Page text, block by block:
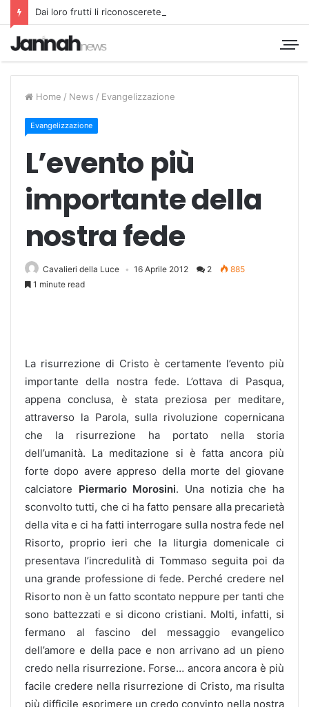
Dai loro frutti li riconoscerete
Home / News / Evangelizzazione
Evangelizzazione
L’evento più
importante della
nostra fede
Cavalieri della Luce 16 Aprile 2012 2
885
1 minute read
La risurrezione di Cristo è certamente l’evento più
importante della nostra fede. L’ottava di Pasqua,
appena conclusa, è stata preziosa per meditare,
attraverso la Parola, sulla rivoluzione copernicana
che la risurrezione ha portato nella storia
dell’umanità. La meditazione si è fatta ancora più
forte dopo avere appreso della morte del giovane
calciatore Piermario Morosini. Una notizia che ha
sconvolto tutti, che ci ha fatto pensare alla precarietà
della vita e ci ha fatti interrogare sulla nostra fede nel
Risorto, proprio ieri che la liturgia domenicale ci
presentava l’incredulità di Tommaso seguita poi da
una grande professione di fede. Perché credere nel
Risorto non è un fatto scontato neppure per tanti che
sono battezzati e si dicono cristiani. Molti, infatti, si
fermano al fascino del messaggio evangelico
dell’amore e della pace e non arrivano ad un pieno
credo nella risurrezione. Forse… ancora ancora è più
facile credere nella risurrezione di Cristo, ma risulta
più difficile esprimere un credo convinto nella nostra